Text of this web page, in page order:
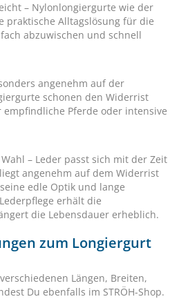
– Nylonlongiergurte wie der
praktische Alltagslösung für die
abzuwischen und schnell
angenehm auf der
schonen den Widerrist
Pferde oder intensive
– Leder passt sich mit der Zeit
angenehm auf dem Widerrist
edle Optik und lange
erhält die
die Lebensdauer erheblich.
zum Longiergurt
Längen, Breiten,
Du ebenfalls im STRÖH-Shop.